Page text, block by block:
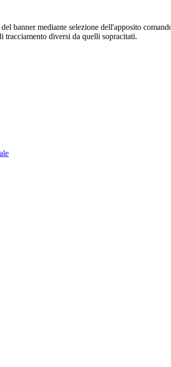
banner mediante selezione dell'apposito
tracciamento diversi da quelli sopracitati.